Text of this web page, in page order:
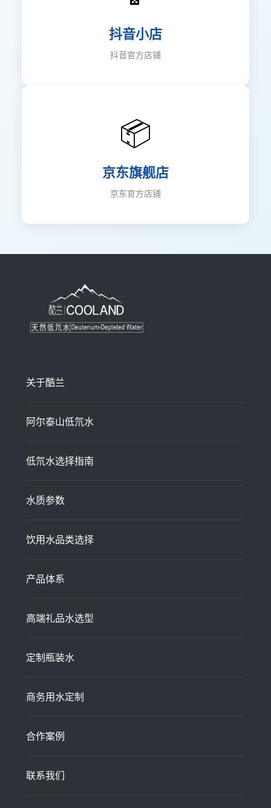
抖音小店
抖音官方店铺
📦
京东旗舰店
京东官方店铺
关于酷兰
阿尔泰山低氘水
低氘水选择指南
水质参数
饮用水品类选择
产品体系
高端礼品水选型
定制瓶装水
商务用水定制
合作案例
联系我们